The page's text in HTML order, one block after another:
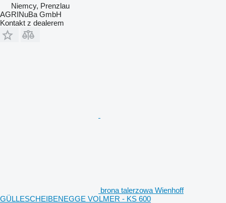
Niemcy, Prenzlau
AGRINuBa GmbH
Kontakt z dealerem
brona talerzowa Wienhoff
GÜLLESCHEIBENEGGE VOLMER - KS 600